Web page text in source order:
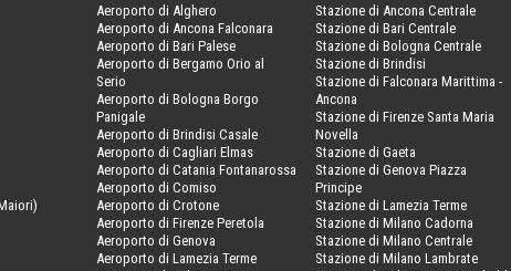
Aeroporto di Alghero
Aeroporto di Ancona Falconara
Aeroporto di Bari Palese
Aeroporto di Bergamo Orio al
Serio
Aeroporto di Bologna Borgo
Panigale
Aeroporto di Brindisi Casale
Aeroporto di Cagliari Elmas
Aeroporto di Catania Fontanarossa
Aeroporto di Comiso
Aeroporto di Crotone
Aeroporto di Firenze Peretola
Aeroporto di Genova
Aeroporto di Lamezia Terme
Stazione di Ancona Centrale
Stazione di Bari Centrale
Stazione di Bologna Centrale
Stazione di Brindisi
Stazione di Falconara Marittima -
Ancona
Stazione di Firenze Santa Maria
Novella
Stazione di Gaeta
Stazione di Genova Piazza
Principe
Stazione di Lamezia Terme
Stazione di Milano Cadorna
Stazione di Milano Centrale
Stazione di Milano Lambrate